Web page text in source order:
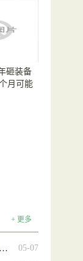
砸装备
月可能
+ 更多
05-07
…